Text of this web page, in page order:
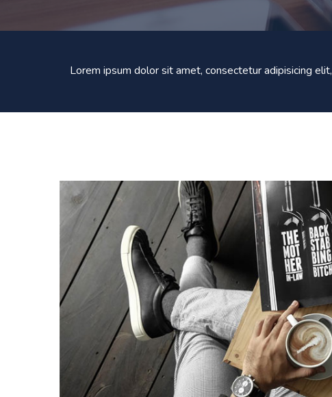
Lorem ipsum dolor sit amet, consectetur adipisicing